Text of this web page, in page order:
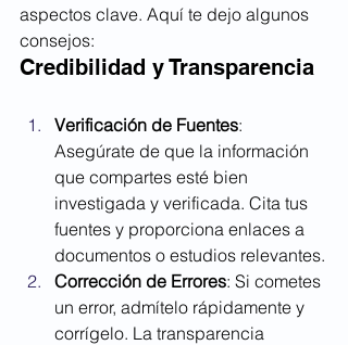
aspectos clave. Aquí te dejo algunos
consejos:
Credibilidad y Transparencia
Verificación de Fuentes:
Asegúrate de que la información
que compartes esté bien
investigada y verificada. Cita tus
fuentes y proporciona enlaces a
documentos o estudios relevantes.
Corrección de Errores: Si cometes
un error, admítelo rápidamente y
corrígelo. La transparencia